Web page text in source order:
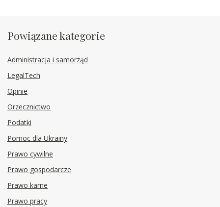
Powiązane kategorie
Administracja i samorząd
LegalTech
Opinie
Orzecznictwo
Podatki
Pomoc dla Ukrainy
Prawo cywilne
Prawo gospodarcze
Prawo karne
Prawo pracy